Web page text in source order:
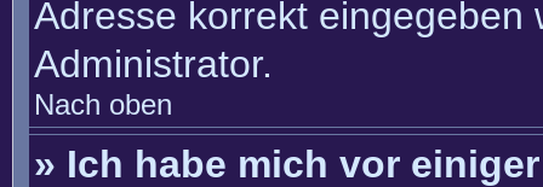
Adresse korrekt
Administrator.
Nach oben
» Ich habe mich vor